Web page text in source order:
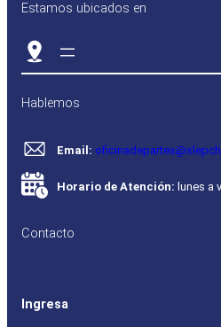
Estamos ubicados en
Hablemos
Email:
Horario de Atención: lunes a
Contacto
Ingresa